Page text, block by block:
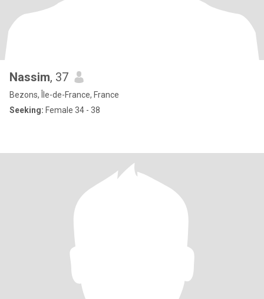
Nassim, 37
Bezons, Île-de-France, France
Seeking: Female 34 - 38